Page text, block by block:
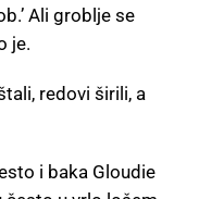
Ali groblje se
je.
redovi širili, a
i baka Gloudie